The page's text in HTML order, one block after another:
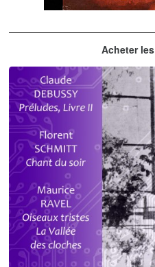
The City of Lost
Acheter